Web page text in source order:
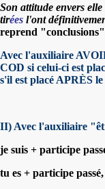
Son attitude envers
tirées l'ont
reprend
Avec l'auxiliaire
COD si celui-ci est
s'il est placé APRÈS
II) Avec l'auxiliaire
je suis + participe
tu es + participe passé,